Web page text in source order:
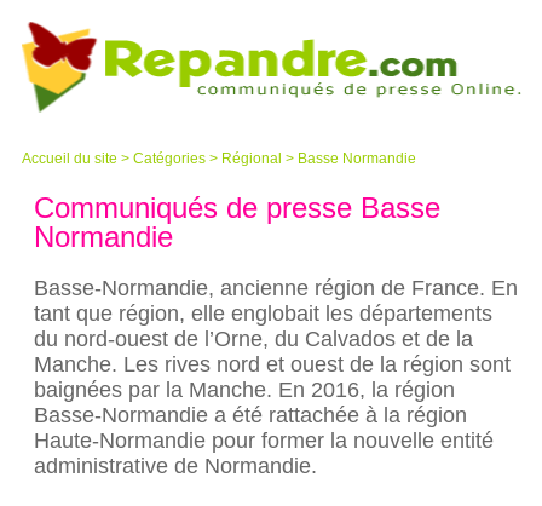
Accueil du site > Catégories > Régional > Basse Normandie
Communiqués de presse Basse
Normandie
Basse-Normandie, ancienne région de France. En
tant que région, elle englobait les départements
du nord-ouest de l’Orne, du Calvados et de la
Manche. Les rives nord et ouest de la région sont
baignées par la Manche. En 2016, la région
Basse-Normandie a été rattachée à la région
Haute-Normandie pour former la nouvelle entité
administrative de Normandie.